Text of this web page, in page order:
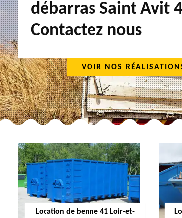
débarras Saint Avit
Contactez nous
VOIR NOS
Location de benne 41 Loir-et-